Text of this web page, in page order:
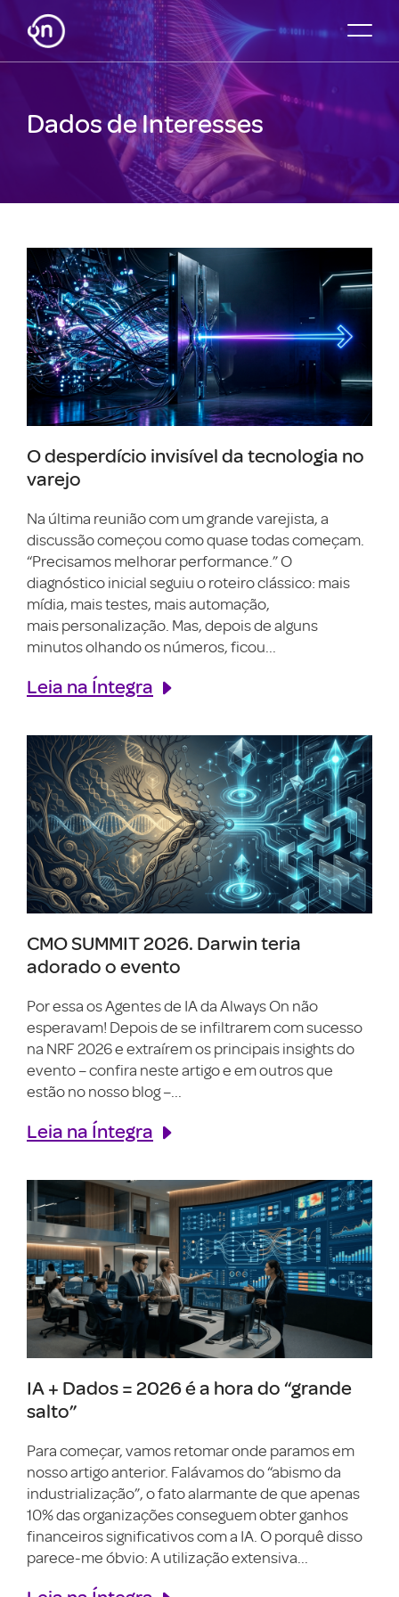
Dados de Interesses
O desperdício invisível da tecnologia no
varejo
Na última reunião com um grande varejista, a
discussão começou como quase todas começam.
“Precisamos melhorar performance.” O
diagnóstico inicial seguiu o roteiro clássico: mais
mídia, mais testes, mais automação,
mais personalização. Mas, depois de alguns
minutos olhando os números, ficou...
Leia na Íntegra
CMO SUMMIT 2026. Darwin teria
adorado o evento
Por essa os Agentes de IA da Always On não
esperavam! Depois de se infiltrarem com sucesso
na NRF 2026 e extraírem os principais insights do
evento – confira neste artigo e em outros que
estão no nosso blog –...
Leia na Íntegra
IA + Dados = 2026 é a hora do “grande
salto”
Para começar, vamos retomar onde paramos em
nosso artigo anterior. Falávamos do “abismo da
industrialização”, o fato alarmante de que apenas
10% das organizações conseguem obter ganhos
financeiros significativos com a IA. O porquê disso
parece-me óbvio: A utilização extensiva...